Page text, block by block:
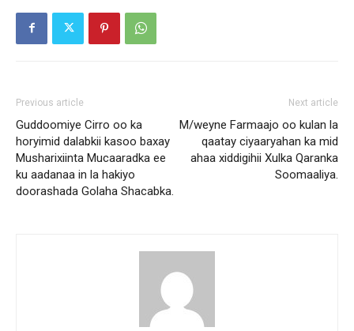
Previous article
Guddoomiye Cirro oo ka
horyimid dalabkii kasoo baxay
Musharixiinta Mucaaradka ee
ku aadanaa in la hakiyo
doorashada Golaha Shacabka.
Next article
M/weyne Farmaajo oo kulan la
qaatay ciyaaryahan ka mid
ahaa xiddigihii Xulka Qaranka
Soomaaliya.